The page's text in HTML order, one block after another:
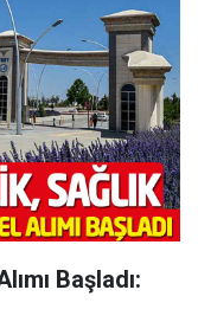
Başladı: